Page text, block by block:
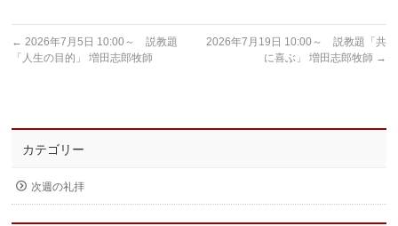
← 2026年7月5日 10:00～ 説教題
「人生の目的」 増田志郎牧師
2026年7月19日 10:00～ 説教題「共
に喜ぶ」 増田志郎牧師 →
カテゴリー
次週の礼拝